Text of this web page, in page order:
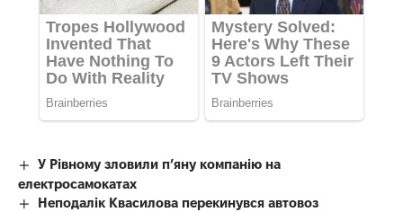
У Рівному зловили п’яну компанію на
електросамокатах
Неподалік Квасилова перекинувся автовоз